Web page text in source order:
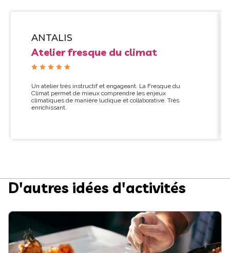
ANTALIS
Atelier fresque du climat
Un atelier très instructif et engageant. La Fresque du
Climat permet de mieux comprendre les enjeux
climatiques de manière ludique et collaborative. Très
enrichissant.
D'autres idées d'activités